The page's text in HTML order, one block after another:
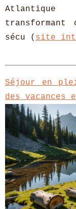
transformant
sécu ( site
Séjour en
des